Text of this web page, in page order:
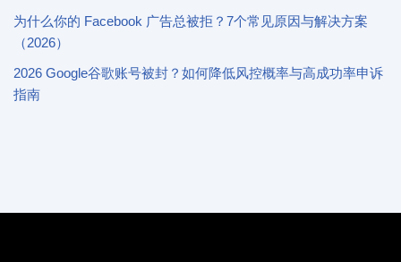
为什么你的 Facebook 广告总被拒？7个常见原因与解决方案
（2026）
2026 Google谷歌账号被封？如何降低风控概率与高成功率申诉
指南